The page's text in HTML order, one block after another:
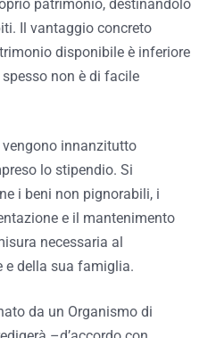
patrimonio, destinandolo
Il vantaggio concreto
disponibile è inferiore
non è di facile
vengono innanzitutto
lo stipendio. Si
i beni non pignorabili, i
e il mantenimento
necessaria al
e della sua famiglia.
da un Organismo di